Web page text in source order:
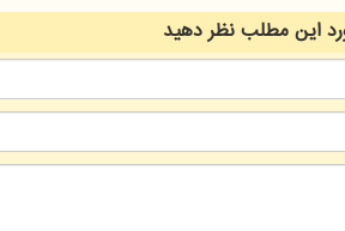
این مطلبنظر دهید